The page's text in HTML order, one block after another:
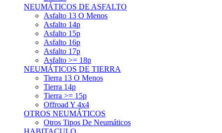
NEUMÁTICOS DE ASFALTO
Asfalto 13 O Menos
Asfalto 14p
Asfalto 15p
Asfalto 16p
Asfalto 17p
Asfalto >= 18p
NEUMÁTICOS DE TIERRA
Tierra 13 O Menos
Tierra 14p
Tierra >= 15p
Offroad Y 4x4
OTROS NEUMÁTICOS
Otros Tipos De Neumáticos
HABITACULO